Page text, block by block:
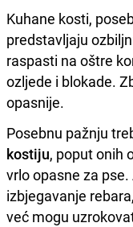
Kuhane kosti,
predstavljaju
raspasti na oštre
ozljede i blokade.
opasnije.
Posebnu pažnju
kostiju, poput onih
vrlo opasne za
izbjegavanje
već mogu